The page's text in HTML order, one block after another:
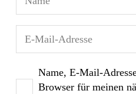
Name, E-Mail-
Browser für meinen